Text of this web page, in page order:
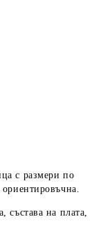
с размери по
състава на плата,